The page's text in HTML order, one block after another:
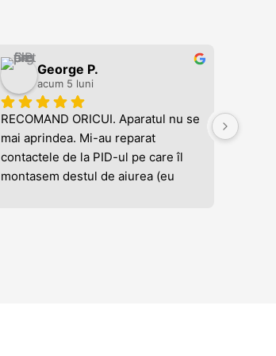
George P.
acum 5 luni
RECOMAND ORICUI. Aparatul nu se
mai aprindea. Mi-au reparat
contactele de la PID-ul pe care îl
montasem destul de aiurea (eu